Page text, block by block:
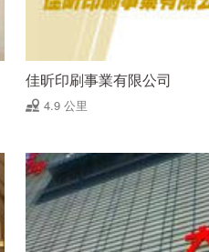
佳昕印刷事業有限公司
4.9 公里